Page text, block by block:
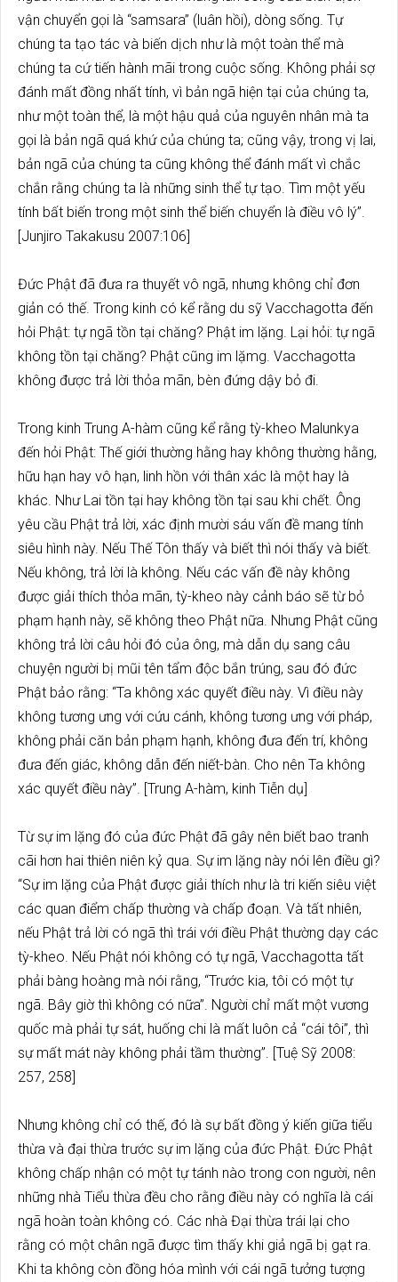
vận chuyển gọi là “samsara” (luân hồi), dòng sống. Tự
chúng ta tạo tác và biến dịch như là một toàn thể mà
chúng ta cứ tiến hành mãi trong cuộc sống. Không phải sợ
đánh mất đồng nhất tính, vì bản ngã hiện tại của chúng ta,
như một toàn thể, là một hậu quả của nguyên nhân mà ta
gọi là bản ngã quá khứ của chúng ta; cũng vậy, trong vị lai,
bản ngã của chúng ta cũng không thể đánh mất vì chắc
chắn rằng chúng ta là những sinh thể tự tạo. Tìm một yếu
tính bất biến trong một sinh thể biến chuyển là điều vô lý”.
[Junjiro Takakusu 2007:106]
Đức Phật đã đưa ra thuyết vô ngã, nhưng không chỉ đơn
giản có thế. Trong kinh có kể rằng du sỹ Vacchagotta đến
hỏi Phật: tự ngã tồn tại chăng? Phật im lặng. Lại hỏi: tự ngã
không tồn tại chăng? Phật cũng im lặmg. Vacchagotta
không được trả lời thỏa mãn, bèn đứng dậy bỏ đi.
Trong kinh Trung A-hàm cũng kể rằng tỳ-kheo Malunkya
đến hỏi Phật: Thế giới thường hằng hay không thường hằng,
hữu hạn hay vô hạn, linh hồn với thân xác là một hay là
khác. Như Lai tồn tại hay không tồn tại sau khi chết. Ông
yêu cầu Phật trả lời, xác định mười sáu vấn đề mang tính
siêu hình này. Nếu Thế Tôn thấy và biết thì nói thấy và biết.
Nếu không, trả lời là không. Nếu các vấn đề này không
được giải thích thỏa mãn, tỳ-kheo này cảnh báo sẽ từ bỏ
phạm hạnh này, sẽ không theo Phật nữa. Nhưng Phật cũng
không trả lời câu hỏi đó của ông, mà dẫn dụ sang câu
chuyện người bị mũi tên tẩm độc bắn trúng, sau đó đức
Phật bảo rằng: “Ta không xác quyết điều này. Vì điều này
không tương ưng với cứu cánh, không tương ưng với pháp,
không phải căn bản phạm hạnh, không đưa đến trí, không
đưa đến giác, không dẫn đến niết-bàn. Cho nên Ta không
xác quyết điều này”. [Trung A-hàm, kinh Tiễn dụ]
Từ sự im lặng đó của đức Phật đã gây nên biết bao tranh
cãi hơn hai thiên niên kỷ qua. Sự im lặng này nói lên điều gì?
“Sự im lặng của Phật được giải thích như là tri kiến siêu việt
các quan điểm chấp thường và chấp đoạn. Và tất nhiên,
nếu Phật trả lời có ngã thì trái với điều Phật thường dạy các
tỳ-kheo. Nếu Phật nói không có tự ngã, Vacchagotta tất
phải bàng hoàng mà nói rằng, “Trước kia, tôi có một tự
ngã. Bây giờ thì không có nữa”. Người chỉ mất một vương
quốc mà phải tự sát, huống chi là mất luôn cả “cái tôi”, thì
sự mất mát này không phải tầm thường”. [Tuệ Sỹ 2008:
257, 258]
Nhưng không chỉ có thế, đó là sự bất đồng ý kiến giữa tiểu
thừa và đại thừa trước sự im lặng của đức Phật. Đức Phật
không chấp nhận có một tự tánh nào trong con người, nên
những nhà Tiểu thừa đều cho rằng điều này có nghĩa là cái
ngã hoàn toàn không có. Các nhà Đại thừa trái lại cho
rằng có một chân ngã được tìm thấy khi giả ngã bị gạt ra.
Khi ta không còn đồng hóa mình với cái ngã tưởng tượng